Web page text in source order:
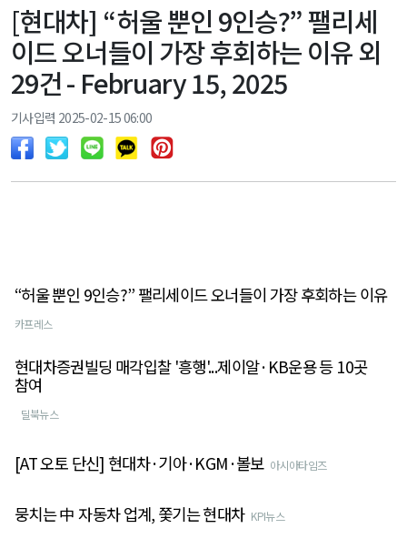
[현대차] “허울 뿐인 9인승?” 팰리세
이드 오너들이 가장 후회하는 이유 외
29건 - February 15, 2025
기사입력 2025-02-15 06:00
“허울 뿐인 9인승?” 팰리세이드 오너들이 가장 후회하는 이유
카프레스
현대차증권빌딩 매각입찰 '흥행'...제이알·KB운용 등 10곳
참여
딜북뉴스
[AT 오토 단신] 현대차·기아·KGM·볼보 아시아타임즈
뭉치는 中 자동차 업계, 쫓기는 현대차 KPI뉴스